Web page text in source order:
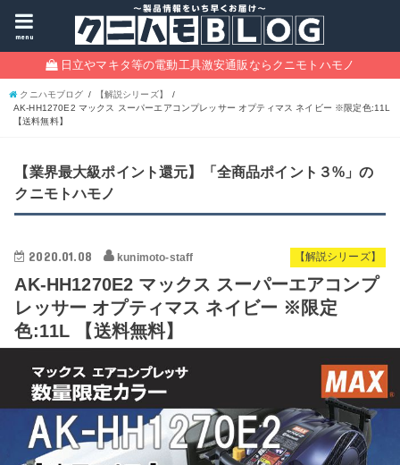
menu
日立やマキタ等の電動工具激安通販ならクニモトハモノ
クニハモブログ
【解説シリーズ】
AK-HH1270E2 マックス スーパーエアコンプレッサー オプティマス ネイビー ※限定色:11L
【送料無料】
【業界最大級ポイント還元】「全商品ポイント３%」の
クニモトハモノ
【解説シリーズ】
2020.01.08 kunimoto-staff
AK-HH1270E2 マックス スーパーエアコンプ
レッサー オプティマス ネイビー ※限定
色:11L 【送料無料】